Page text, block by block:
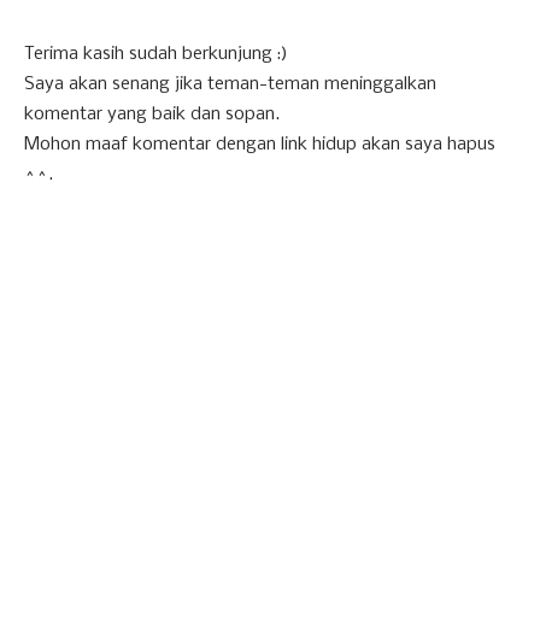
Terima kasih sudah berkunjung :)
Saya akan senang jika teman-teman meninggalkan
komentar yang baik dan sopan.
Mohon maaf komentar dengan link hidup akan saya hapus
^^.